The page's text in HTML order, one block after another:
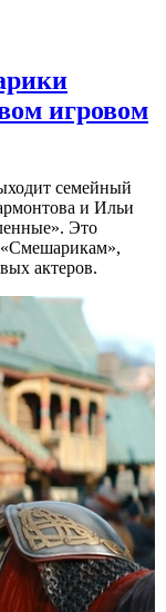
игровом
семейный
и Ильи
Это
актеров.